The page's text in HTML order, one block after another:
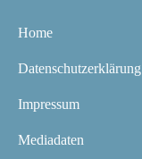
Home
Datenschutzerklärung
Impressum
Mediadaten